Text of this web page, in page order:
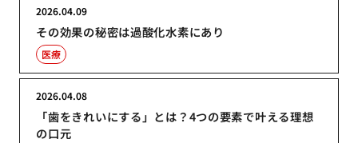
その効果の秘密は過酸化水素にあり
2026.04.09
医療
「歯をきれいにする」とは？4つの要素で叶える理想
の口元
2026.04.08